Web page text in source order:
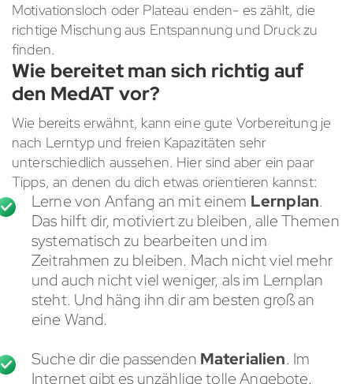
Motivationsloch oder Plateau enden- es zählt, die
richtige Mischung aus Entspannung und Druck zu
finden.
Wie bereitet man sich richtig auf
den MedAT vor?
Wie bereits erwähnt, kann eine gute Vorbereitung je
nach Lerntyp und freien Kapazitäten sehr
unterschiedlich aussehen. Hier sind aber ein paar
Tipps, an denen du dich etwas orientieren kannst:
Lerne von Anfang an mit einem Lernplan.
Das hilft dir, motiviert zu bleiben, alle Themen
systematisch zu bearbeiten und im
Zeitrahmen zu bleiben. Mach nicht viel mehr
und auch nicht viel weniger, als im Lernplan
steht. Und häng ihn dir am besten groß an
eine Wand.
Suche dir die passenden Materialien. Im
Internet gibt es unzählige tolle Angebote.